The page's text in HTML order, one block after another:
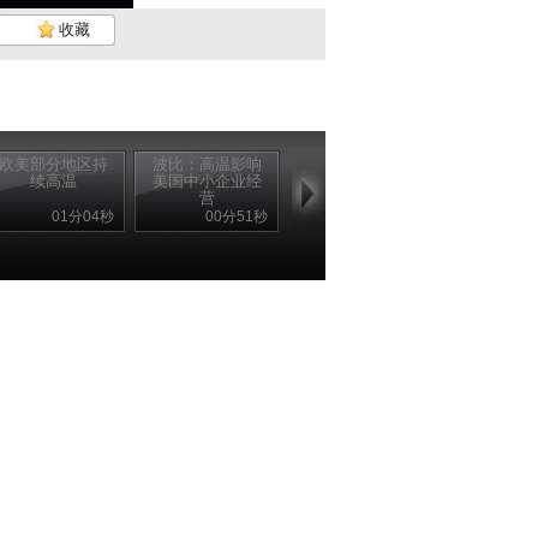
收藏
欧美部分地区持
续高温
01分04秒
波比：高温影响
美国中小企业经
营
00分51秒